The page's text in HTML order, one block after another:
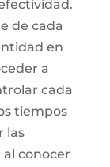
de cada
en
a
cada
tiempos
las
conocer